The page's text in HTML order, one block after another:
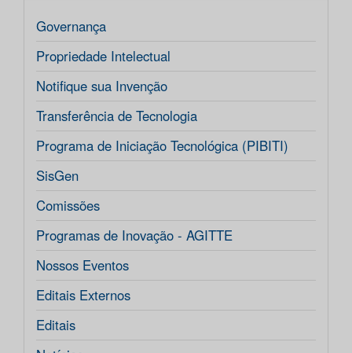
Governança
Propriedade Intelectual
Notifique sua Invenção
Transferência de Tecnologia
Programa de Iniciação Tecnológica (PIBITI)
SisGen
Comissões
Programas de Inovação - AGITTE
Nossos Eventos
Editais Externos
Editais